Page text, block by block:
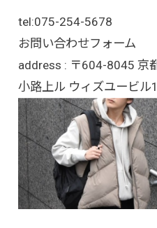
tel:075-254-5678
お問い合わせフォーム
address : 〒604-8045 京
小路上ル ウィズユービル